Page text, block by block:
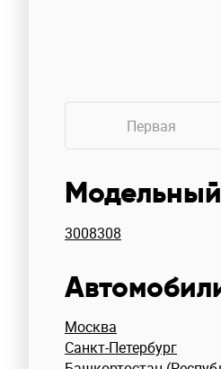
Первая
3008308
Москва
Санкт-Петербург